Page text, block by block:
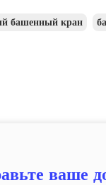
башенный кран
ваше